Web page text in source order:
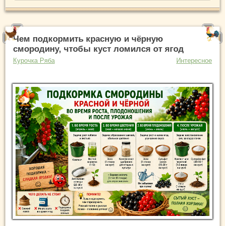
Чем подкормить красную и чёрную
смородину, чтобы куст ломился от ягод
Курочка Ряба Интересное